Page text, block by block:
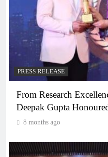
PRESS RELEASE
From Research
Deepak Gupta
8 months ago